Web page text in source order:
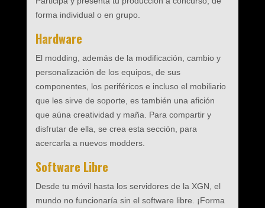
forma individual o en grupo.
Hardware
El modding, además de la modificación, cambio y
personalización de los equipos, de sus
componentes, los periféricos e incluso el mobiliario
que les sirve de soporte, es también una afición
que aúna creatividad y maña. Para compartir y
disfrutar de ella, se crea esta sección, para
acercarla a nuevos modders.
Software Libre
Desde tu móvil hasta los servidores de la XGN, el
mundo no funcionaría sin el software libre. ¡Forma